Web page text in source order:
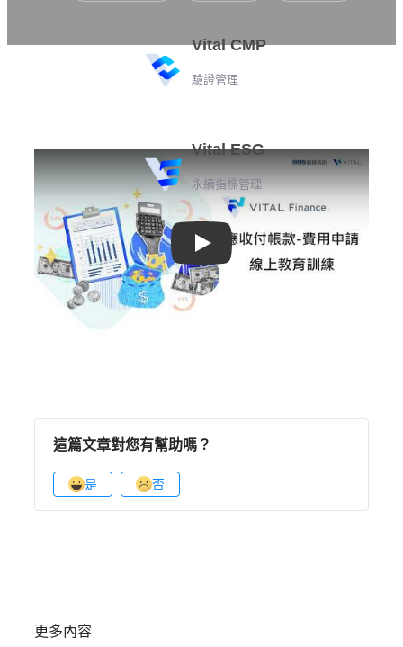
Vital CMP
驗證管理
Vital ESG
永續指標管理
Play
這篇文章對您有幫助嗎？
是 否
更多內容